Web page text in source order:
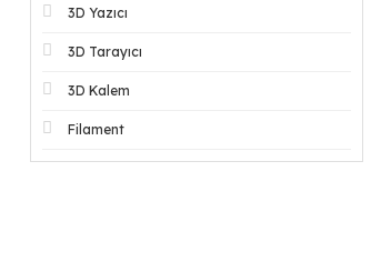
3D Yazıcı
3D Tarayıcı
3D Kalem
Filament